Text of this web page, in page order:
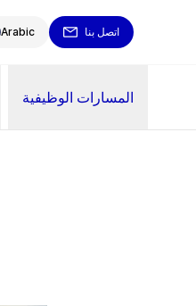
Arabic اتصل بنا
المسارات الوظيفية